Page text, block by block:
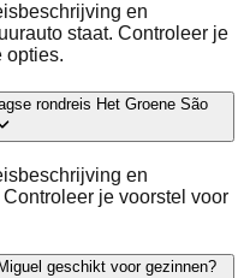
en
staat. Controleer je
opties.
rondreis Het Groene São
en
je voorstel voor
geschikt voor gezinnen?